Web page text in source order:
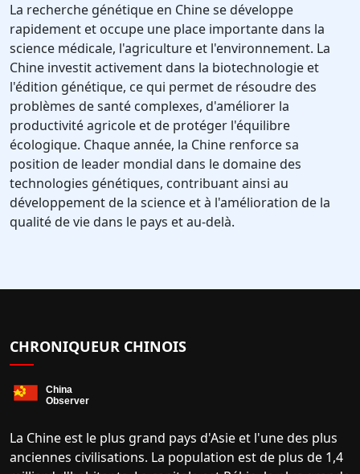
La recherche génétique en Chine se développe
rapidement et occupe une place importante dans la
science médicale, l'agriculture et l'environnement. La
Chine investit activement dans la biotechnologie et
l'édition génétique, ce qui permet de résoudre des
problèmes de santé complexes, d'améliorer la
productivité agricole et de protéger l'équilibre
écologique. Chaque année, la Chine renforce sa
position de leader mondial dans le domaine des
technologies génétiques, contribuant ainsi au
développement de la science et à l'amélioration de la
qualité de vie dans le pays et au-delà.
CHRONIQUEUR CHINOIS
La Chine est le plus grand pays d'Asie et l'une des plus
anciennes civilisations. La population est de plus de 1,4